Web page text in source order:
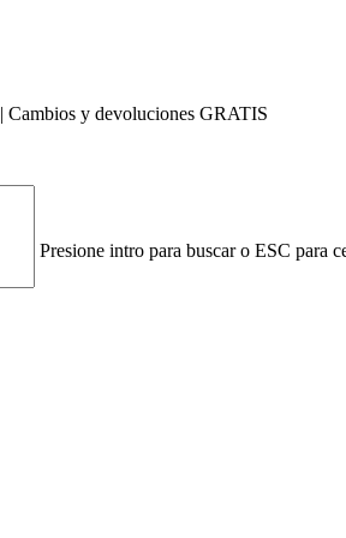
| Cambios y devoluciones GRATIS
Presione intro para buscar o ESC para